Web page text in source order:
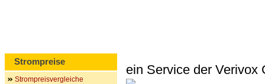
ein Service der Verivox
Strompreise
Strompreisvergleiche